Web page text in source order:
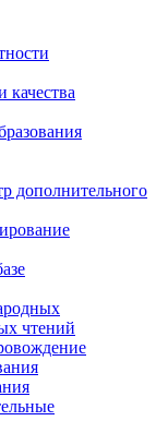
качества
дополнительного
чтений